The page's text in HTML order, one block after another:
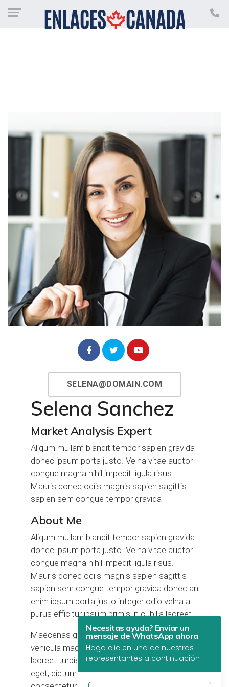
SELENA@DOMAIN.COM
Selena Sanchez
Market Analysis Expert
Aliqum mullam blandit tempor sapien gravida
donec ipsum porta justo. Velna vitae auctor
congue magna nihil impedit ligula risus.
Mauris donec ociis magnis sapien sagittis
sapien sem congue tempor gravida
About Me
Aliqum mullam blandit tempor sapien gravida
donec ipsum porta justo. Velna vitae auctor
congue magna nihil impedit ligula risus.
Mauris donec ociis magnis sapien sagittis
sapien sem congue tempor gravida donec an
enim ipsum porta justo integer odio velna a
purus efficitur ipsum primis in cubilia laoreet
Maecenas gravida porttitor nunc, quis
vehicula magna luctus tempor. Quisque
laoreet turpis urna augue, viverra a augue
eget, dictum tempor magnis. Pulvinar
Necesitas ayuda? Enviar un
mensaje de WhatsApp ahora
Haga clic en uno de nuestros
representantes a continuación